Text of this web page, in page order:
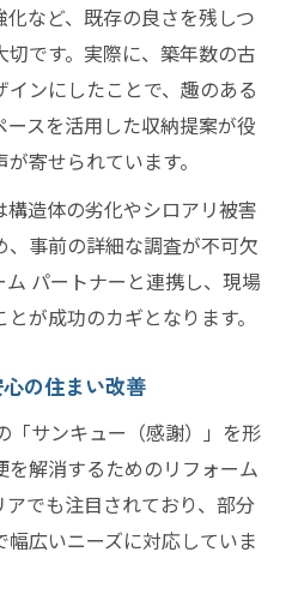
など、既存の良さを残しつ
です。実際に、築年数の古
ンにしたことで、趣のある
スを活用した収納提案が役
寄せられています。
造体の劣化やシロアリ被害
事前の詳細な調査が不可欠
パートナーと連携し、現場
が成功のカギとなります。
の住まい改善
「サンキュー（感謝）」を形
解消するためのリフォーム
でも注目されており、部分
広いニーズに対応していま